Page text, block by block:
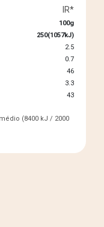
IR*
100g
250(1057kJ)
2.5
0.7
46
3.3
43
(8400 kJ / 2000